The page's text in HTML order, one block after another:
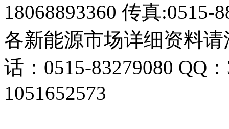
18068893360 传真:0515-
各新能源市场详细资料
话：0515-83279080 QQ
1051652573